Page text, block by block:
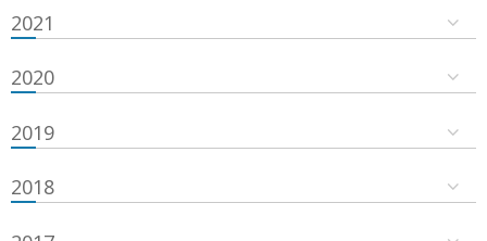
2021
2020
2019
2018